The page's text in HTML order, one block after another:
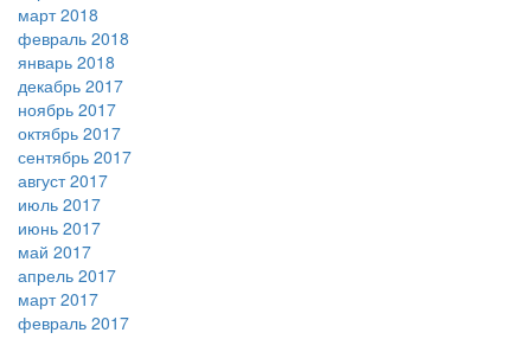
март 2018
февраль 2018
январь 2018
декабрь 2017
ноябрь 2017
октябрь 2017
сентябрь 2017
август 2017
июль 2017
июнь 2017
май 2017
апрель 2017
март 2017
февраль 2017